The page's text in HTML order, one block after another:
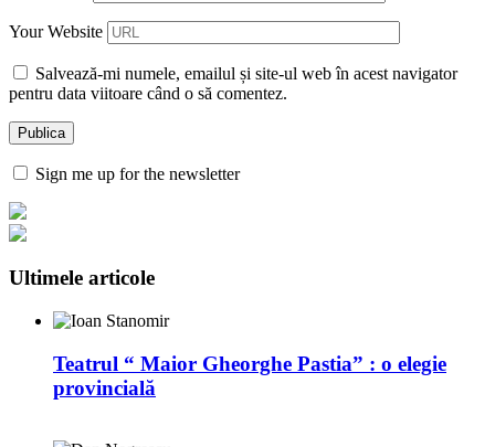
Your Website
Salvează-mi numele, emailul și site-ul web în acest navigator
pentru data viitoare când o să comentez.
Sign me up for the newsletter
Ultimele articole
Teatrul “ Maior Gheorghe Pastia” : o elegie
provincială